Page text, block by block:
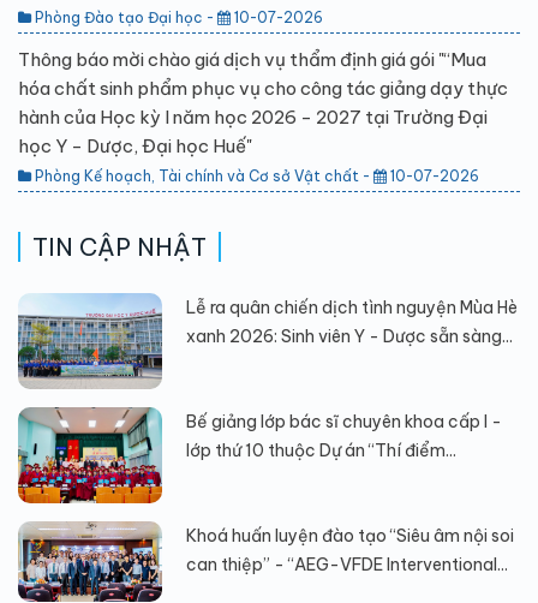
Phòng Đào tạo Đại học - 10-07-2026
Thông báo mời chào giá dịch vụ thẩm định giá gói "“Mua
hóa chất sinh phẩm phục vụ cho công tác giảng dạy thực
hành của Học kỳ I năm học 2026 - 2027 tại Trường Đại
học Y - Dược, Đại học Huế"
Phòng Kế hoạch, Tài chính và Cơ sở Vật chất - 10-07-2026
TIN CẬP NHẬT
Lễ ra quân chiến dịch tình nguyện Mùa Hè
xanh 2026: Sinh viên Y - Dược sẵn sàng...
Bế giảng lớp bác sĩ chuyên khoa cấp I -
lớp thứ 10 thuộc Dự án “Thí điểm...
Khoá huấn luyện đào tạo “Siêu âm nội soi
can thiệp” - “AEG-VFDE Interventional...